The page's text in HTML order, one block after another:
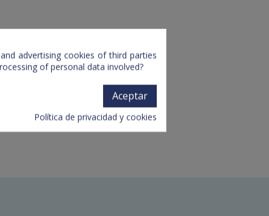
advertising cookies of third parties
of personal data involved?
Aceptar
Política de privacidad y cookies